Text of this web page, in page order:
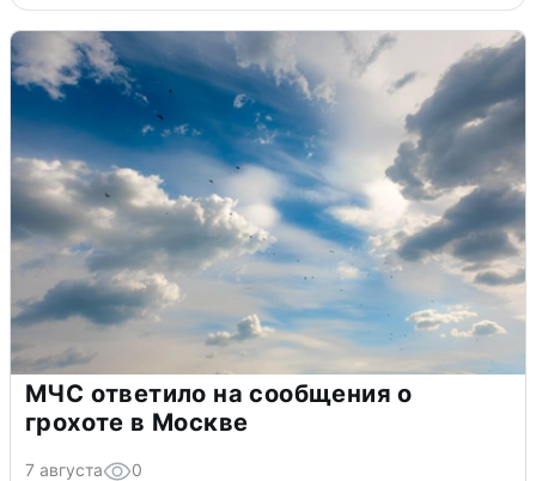
МЧС ответило на сообщения о
грохоте в Москве
7 августа 0